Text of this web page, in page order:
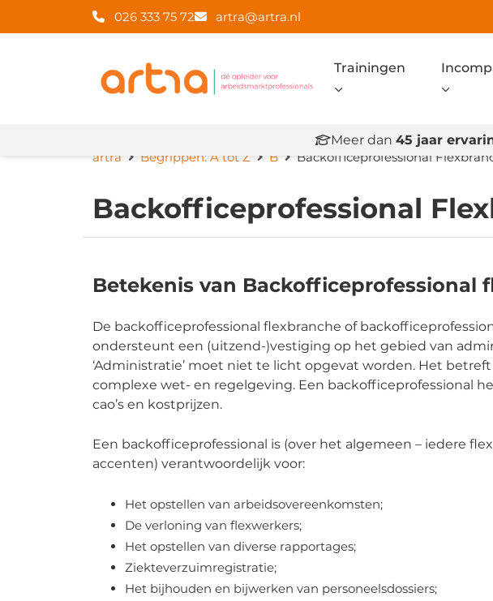
026 333 75 72 artra@artra.nl
Trainingen
Meer dan 45 jaar
artra
Begrippen: A tot Z B Backofficeprofessional
Backofficeprofessional
Betekenis van Backofficeprofessional
De backofficeprofessional flexbranche of
ondersteunt een (uitzend-)vestiging op het gebied van
‘Administratie’ moet niet te licht opgevat worden. Het
complexe wet- en regelgeving. Een backofficeprofessional
cao’s en kostprijzen.
Een backofficeprofessional is (over het algemeen – iedere
accenten) verantwoordelijk voor:
Het opstellen van arbeidsovereenkomsten;
De verloning van flexwerkers;
Het opstellen van diverse rapportages;
Ziekteverzuimregistratie;
Het bijhouden en bijwerken van personeelsdossiers;